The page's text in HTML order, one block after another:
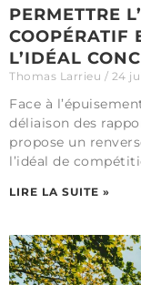
PERMETTRE
COOPÉRATIF
L’IDÉAL
Thomas Larrieu 24
Face à
déliaison des
propose un
l’idéal de
LIRE LA SUITE »